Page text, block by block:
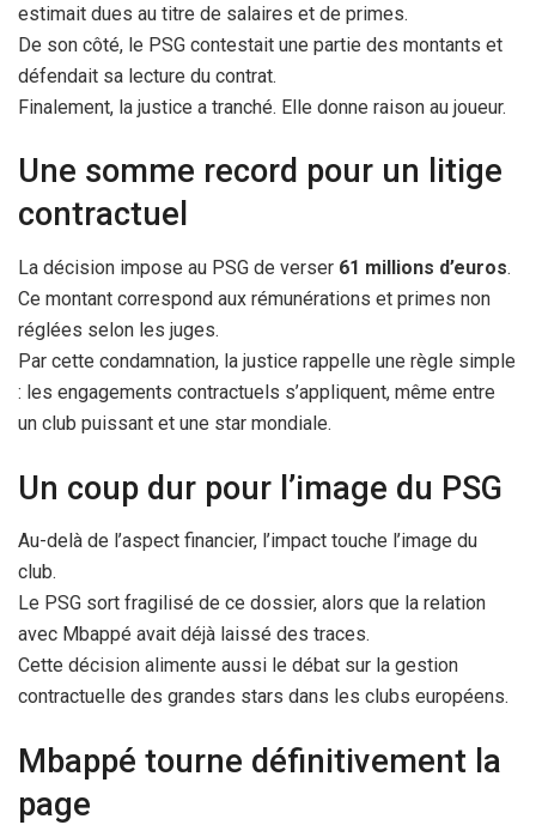
estimait dues au titre de salaires et de primes.
De son côté, le PSG contestait une partie des montants et
défendait sa lecture du contrat.
Finalement, la justice a tranché. Elle donne raison au joueur.
Une somme record pour un litige
contractuel
La décision impose au PSG de verser 61 millions d’euros.
Ce montant correspond aux rémunérations et primes non
réglées selon les juges.
Par cette condamnation, la justice rappelle une règle simple
: les engagements contractuels s’appliquent, même entre
un club puissant et une star mondiale.
Un coup dur pour l’image du PSG
Au-delà de l’aspect financier, l’impact touche l’image du
club.
Le PSG sort fragilisé de ce dossier, alors que la relation
avec Mbappé avait déjà laissé des traces.
Cette décision alimente aussi le débat sur la gestion
contractuelle des grandes stars dans les clubs européens.
Mbappé tourne définitivement la
page